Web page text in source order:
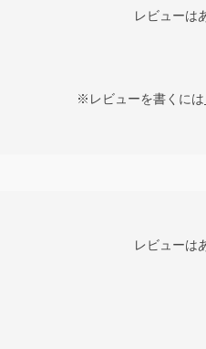
レビューは
※レビューを書くには
レビューは